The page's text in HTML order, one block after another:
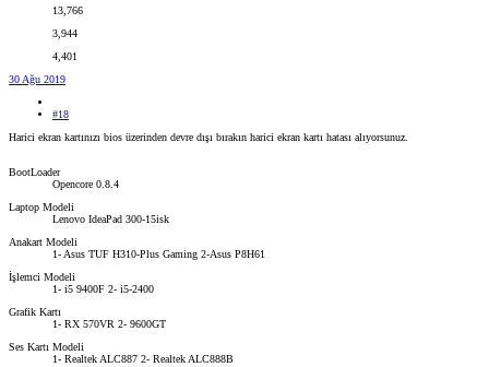
13,766
3,944
4,401
30 Ağu 2019
#18
Harici ekran kartınızı bios üzerinden devre dışı bırakın harici ekran kartı hatası alıyorsunuz.
BootLoader
Opencore 0.8.4
Laptop Modeli
Lenovo IdeaPad 300-15isk
Anakart Modeli
1- Asus TUF H310-Plus Gaming 2-Asus P8H61
İşlemci Modeli
1- i5 9400F 2- i5-2400
Grafik Kartı
1- RX 570VR 2- 9600GT
Ses Kartı Modeli
1- Realtek ALC887 2- Realtek ALC888B